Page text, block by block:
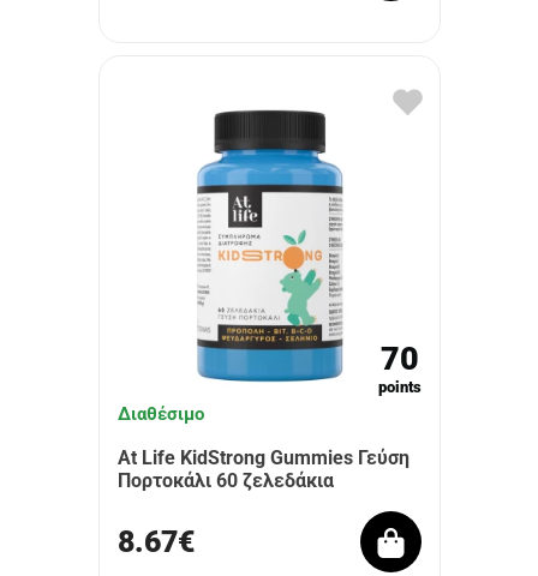
70
points
Διαθέσιμο
At Life KidStrong Gummies Γεύση
Πορτοκάλι 60 ζελεδάκια
8.67€